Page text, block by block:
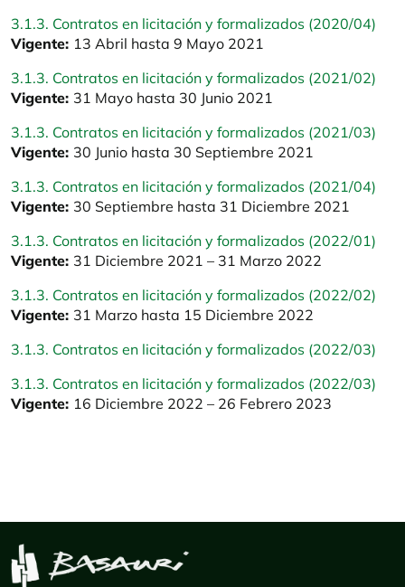
3.1.3. Contratos en licitación y formalizados (2020/04)
Vigente: 13 Abril hasta 9 Mayo 2021
3.1.3. Contratos en licitación y formalizados (2021/02)
Vigente: 31 Mayo hasta 30 Junio 2021
3.1.3. Contratos en licitación y formalizados (2021/03)
Vigente: 30 Junio hasta 30 Septiembre 2021
3.1.3. Contratos en licitación y formalizados (2021/04)
Vigente: 30 Septiembre hasta 31 Diciembre 2021
3.1.3. Contratos en licitación y formalizados (2022/01)
Vigente: 31 Diciembre 2021 – 31 Marzo 2022
3.1.3. Contratos en licitación y formalizados (2022/02)
Vigente: 31 Marzo hasta 15 Diciembre 2022
3.1.3. Contratos en licitación y formalizados (2022/03)
3.1.3. Contratos en licitación y formalizados (2022/03)
Vigente: 16 Diciembre 2022 – 26 Febrero 2023